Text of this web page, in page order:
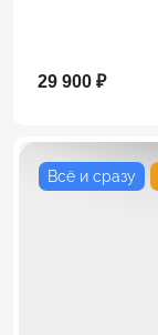
29 900 ₽
Всё и сразу